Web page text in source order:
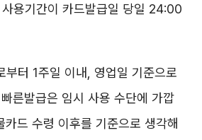
용기간이 카드발급일 당일 24:00
부터 1주일 이내, 영업일 기준으로
른발급은 임시 사용 수단에 가깝
드 수령 이후를 기준으로 생각해